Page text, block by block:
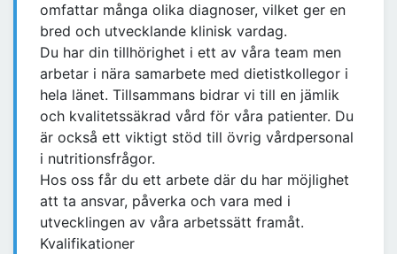
omfattar många olika diagnoser, vilket ger en
bred och utvecklande klinisk vardag.
Du har din tillhörighet i ett av våra team men
arbetar i nära samarbete med dietistkollegor i
hela länet. Tillsammans bidrar vi till en jämlik
och kvalitetssäkrad vård för våra patienter. Du
är också ett viktigt stöd till övrig vårdpersonal
i nutritionsfrågor.
Hos oss får du ett arbete där du har möjlighet
att ta ansvar, påverka och vara med i
utvecklingen av våra arbetssätt framåt.
Kvalifikationer